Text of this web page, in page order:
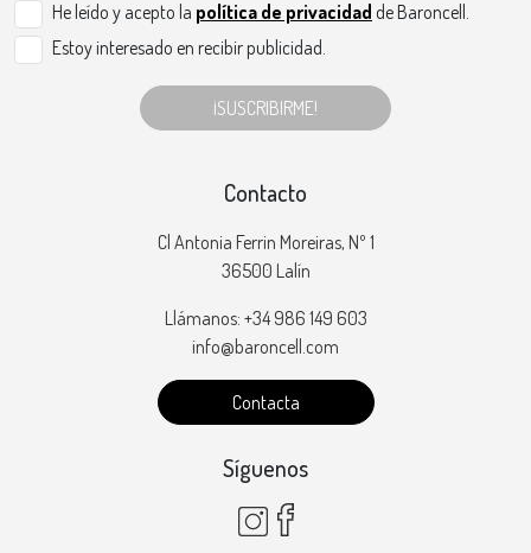
He leído y acepto la política de privacidad de Baroncell.
Estoy interesado en recibir publicidad.
¡SUSCRIBIRME!
Contacto
Cl Antonia Ferrin Moreiras, Nº 1
36500 Lalín
Llámanos: +34 986 149 603
info@baroncell.com
Contacta
Síguenos